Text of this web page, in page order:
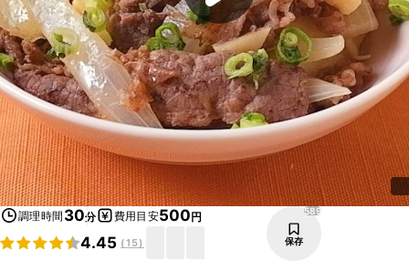
調理時間 30分 費用目安500円
4.45 (15)
589
保存